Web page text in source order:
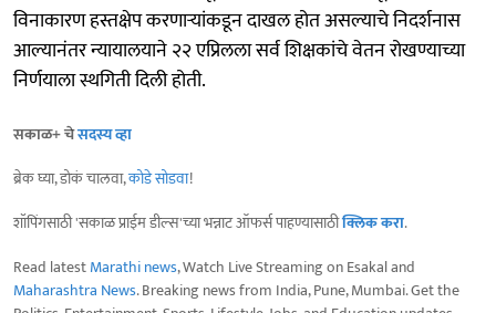
विनाकारण हस्तक्षेप करणाऱ्यांकडून दाखल होत असल्याचे निदर्शनास
आल्यानंतर न्यायालयाने २२ एप्रिलला सर्व शिक्षकांचे वेतन रोखण्याच्या
निर्णयाला स्थगिती दिली होती.
सकाळ+ चेसदस्य व्हा
ब्रेक घ्या, डोकं चालवा,कोडे सोडवा!
शॉपिंगसाठी 'सकाळ प्राईम डील्स'च्या भन्नाट ऑफर्स पाहण्यासाठीक्लिक करा.
Read latestMarathi news, Watch Live Streaming on Esakal and
Maharashtra News. Breaking news from India, Pune, Mumbai. Get the